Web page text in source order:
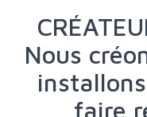
Nous
faire